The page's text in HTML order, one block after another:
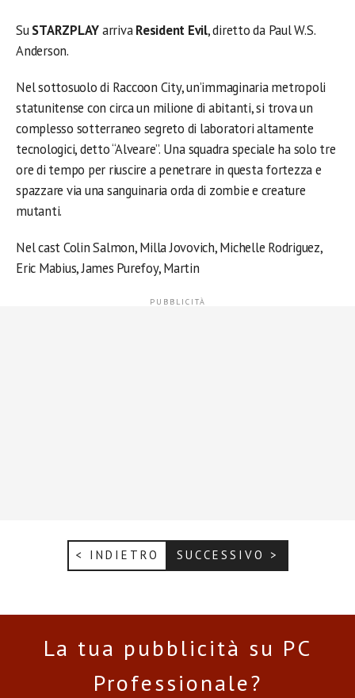
SuSTARZPLAYarrivaResident Evil, diretto da Paul W.S.
Anderson.
Nel sottosuolo di Raccoon City, un’immaginaria metropoli
statunitense con circa un milione di abitanti, si trova un
complesso sotterraneo segreto di laboratori altamente
tecnologici, detto “Alveare”. Una squadra speciale ha solo tre
ore di tempo per riuscire a penetrare in questa fortezza e
spazzare via una sanguinaria orda di zombie e creature
mutanti.
Nel cast Colin Salmon, Milla Jovovich, Michelle Rodriguez,
Eric Mabius, James Purefoy, Martin
< INDIETRO SUCCESSIVO >
La tua pubblicità su PC
Professionale?